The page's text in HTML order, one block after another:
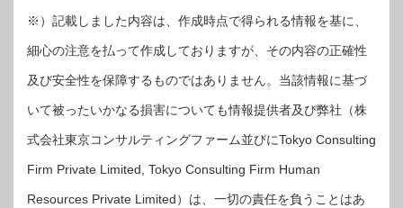
※）記載しました内容は、作成時点で得られる情報を基に、
細心の注意を払って作成しておりますが、その内容の正確性
及び安全性を保障するものではありません。当該情報に基づ
いて被ったいかなる損害についても情報提供者及び弊社（株
式会社東京コンサルティングファーム並びにTokyo Consulting
Firm Private Limited, Tokyo Consulting Firm Human
Resources Private Limited）は、一切の責任を負うことはあ